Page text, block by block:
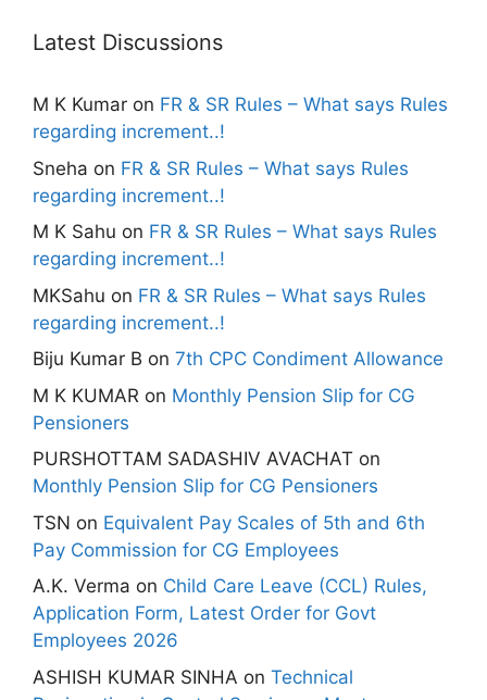
Latest Discussions
M K Kumar on FR & SR Rules – What says Rules
regarding increment..!
Sneha on FR & SR Rules – What says Rules
regarding increment..!
M K Sahu on FR & SR Rules – What says Rules
regarding increment..!
MKSahu on FR & SR Rules – What says Rules
regarding increment..!
Biju Kumar B on 7th CPC Condiment Allowance
M K KUMAR on Monthly Pension Slip for CG
Pensioners
PURSHOTTAM SADASHIV AVACHAT on
Monthly Pension Slip for CG Pensioners
TSN on Equivalent Pay Scales of 5th and 6th
Pay Commission for CG Employees
A.K. Verma on Child Care Leave (CCL) Rules,
Application Form, Latest Order for Govt
Employees 2026
ASHISH KUMAR SINHA on Technical